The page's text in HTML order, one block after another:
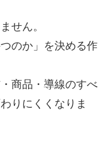
せん。
のか」を決める作
商品・導線のすべ
りにくくなりま